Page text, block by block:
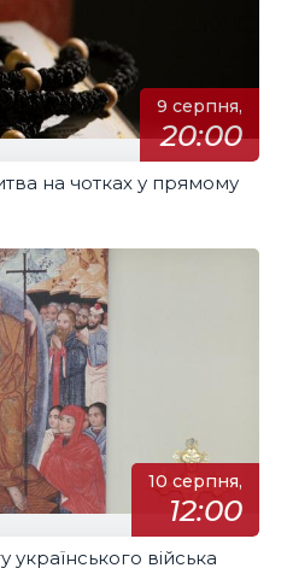
9 серпня,
20:00
на чотках у прямому
10 серпня,
12:00
війська